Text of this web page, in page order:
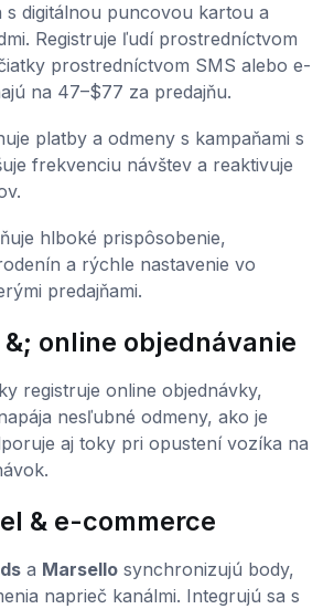
s digitálnou puncovou kartou a
Registruje ľudí prostredníctvom
prostredníctvom SMS alebo e-
na 47–$77 za predajňu.
platby a odmeny s kampaňami s
frekvenciu návštev a reaktivuje
hlboké prispôsobenie,
a rýchle nastavenie vo
predajňami.
online objednávanie
registruje online objednávky,
nesľubné odmeny, ako je
aj toky pri opustení vozíka na
& e-commerce
a Marsello synchronizujú body,
naprieč kanálmi. Integrujú sa s